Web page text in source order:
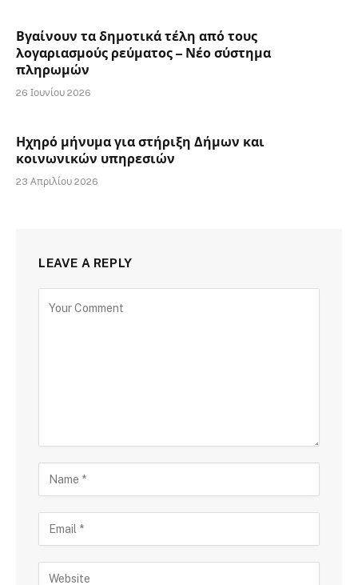
Βγαίνουν τα δημοτικά τέλη από τους
λογαριασμούς ρεύματος – Νέο σύστημα
πληρωμών
26 Ιουνίου 2026
Ηχηρό μήνυμα για στήριξη Δήμων και
κοινωνικών υπηρεσιών
23 Απριλίου 2026
LEAVE A REPLY